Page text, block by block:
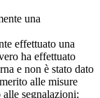
una
effettuato una
ha effettuato
e non è stato dato
alle misure
alle segnalazioni;